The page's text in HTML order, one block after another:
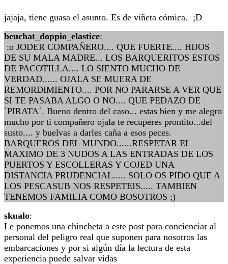
jajaja, tiene guasa el asunto. Es de viñeta cómica. ;D
beuchat_doppio_elastice:
:o JODER COMPAÑERO.... QUE FUERTE.... HIJOS
DE SU MALA MADRE... LOS BARQUERITOS ESTOS
DE PACOTILLA.... LO SIENTO MUCHO DE
VERDAD...... OJALA SE MUERA DE
REMORDIMIENTO.... POR NO PARARSE A VER QUE
SI TE PASABA ALGO O NO.... QUE PEDAZO DE
`PIRATA´. Bueno dentro del caso... estas bien y me alegro
mucho por ti compañero ojala te recuperes prontito...del
susto.... y buelvas a darles caña a esos peces.
BARQUEROS DEL MUNDO......RESPETAR EL
MAXIMO DE 3 NUDOS A LAS ENTRADAS DE LOS
PUERTOS Y ESCOLLERAS Y COJED UNA
DISTANCIA PRUDENCIAL..... SOLO OS PIDO QUE A
LOS PESCASUB NOS RESPETEIS..... TAMBIEN
TENEMOS FAMILIA COMO BOSOTROS ;)
skualo:
Le ponemos una chincheta a este post para concienciar al
personal del peligro real que suponen para nosotros las
embarcaciones y por si algún día la lectura de esta
experiencia puede salvar vidas